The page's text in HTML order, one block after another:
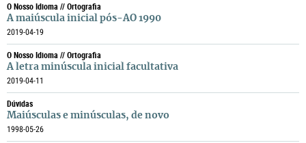
O Nosso Idioma // Ortografia
A maiúscula inicial pós-AO 1990
2019-04-19
O Nosso Idioma // Ortografia
A letra minúscula inicial facultativa
2019-04-11
Dúvidas
Maiúsculas e minúsculas, de novo
1998-05-26